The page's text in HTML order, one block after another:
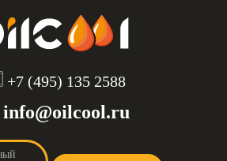
+7 (495) 135 2588
info@oilcool.ru